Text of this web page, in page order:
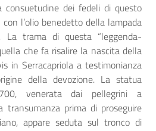
dei fedeli di questo
l’olio benedetto della lampada
trama di questa “leggenda-
che fa risalire la nascita della
in Serracapriola a testimonianza
della devozione. La statua
venerata dai pellegrini a
transumanza prima di proseguire
appare seduta sul tronco di